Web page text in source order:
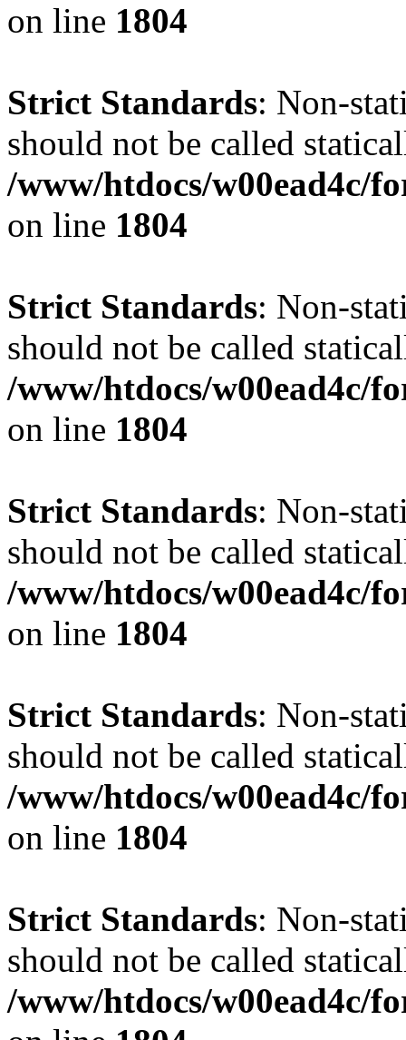
on line 1804
Strict Standards: Non-
should not be called
/www/htdocs/w00ead4c/
on line 1804
Strict Standards: Non-
should not be called
/www/htdocs/w00ead4c/
on line 1804
Strict Standards: Non-
should not be called
/www/htdocs/w00ead4c/
on line 1804
Strict Standards: Non-
should not be called
/www/htdocs/w00ead4c/
on line 1804
Strict Standards: Non-
should not be called
/www/htdocs/w00ead4c/